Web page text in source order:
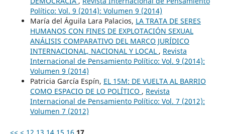
Político: Vol. 9 (2014): Volumen 9 (2014)
María del Águila Lara Palacios, LA TRATA DE SERES
HUMANOS CON FINES DE EXPLOTACIÓN SEXUAL
ANÁLISIS COMPARATIVO DEL MARCO JURÍDICO
INTERNACIONAL, NACIONAL Y LOCAL , Revista
Internacional de Pensamiento Político: Vol. 9 (2014):
Volumen 9 (2014)
Patricia García Espín, EL 15M: DE VUELTA AL BARRIO
COMO ESPACIO DE LO POLÍTICO , Revista
Internacional de Pensamiento Político: Vol. 7 (2012):
Volumen 7 (2012)